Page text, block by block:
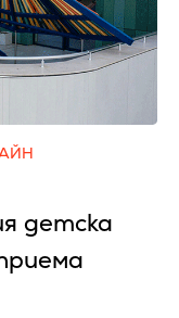
детска